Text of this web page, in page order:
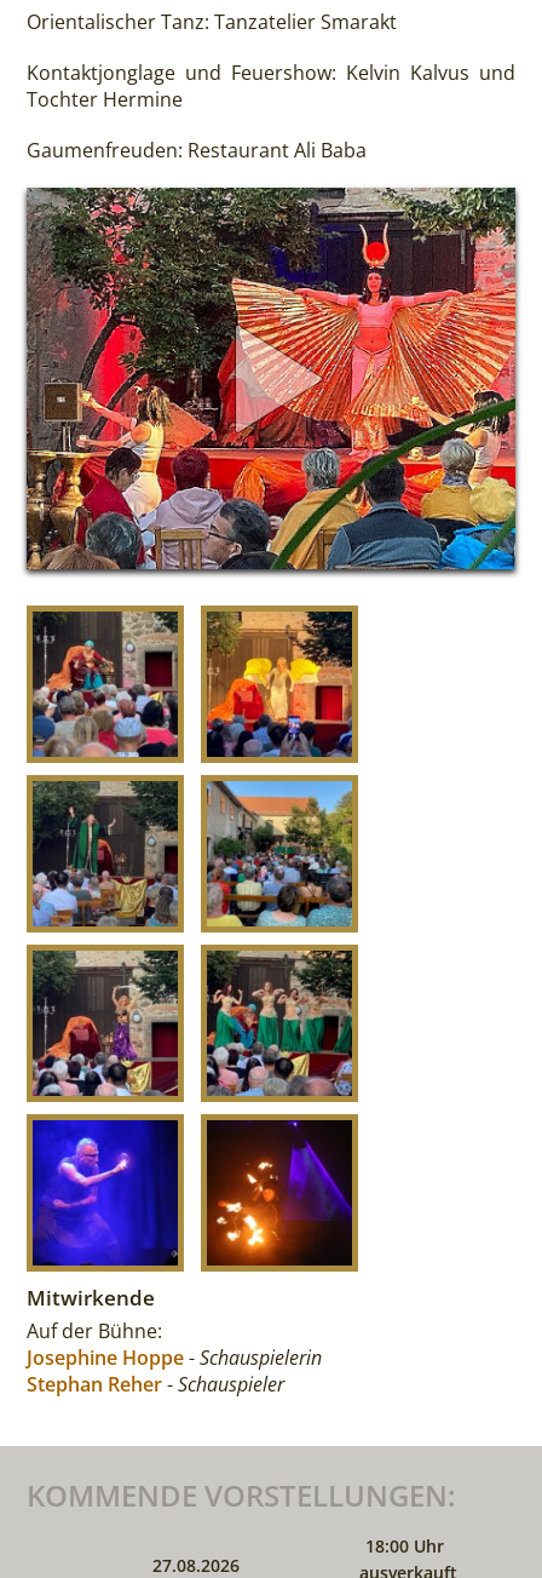
Orientalischer Tanz: Tanzatelier Smarakt
Kontaktjonglage und Feuershow: Kelvin Kalvus und
Tochter Hermine
Gaumenfreuden: Restaurant Ali Baba
Mitwirkende
Auf der Bühne:
Josephine Hoppe-Schauspielerin
Stephan Reher-Schauspieler
KOMMENDE VORSTELLUNGEN:
27.08.2026
18:00 Uhr
ausverkauft